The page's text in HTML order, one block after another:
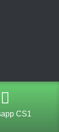
CS1